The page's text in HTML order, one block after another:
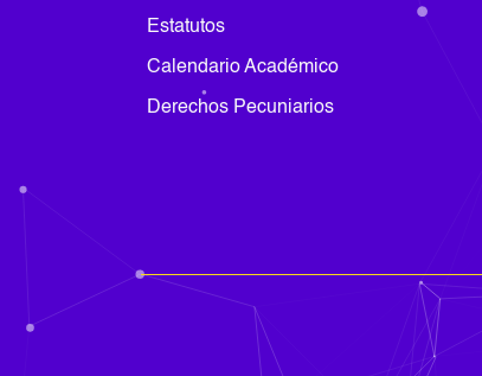
Footer Institucion
Estatutos
Calendario Académico
Derechos Pecuniarios